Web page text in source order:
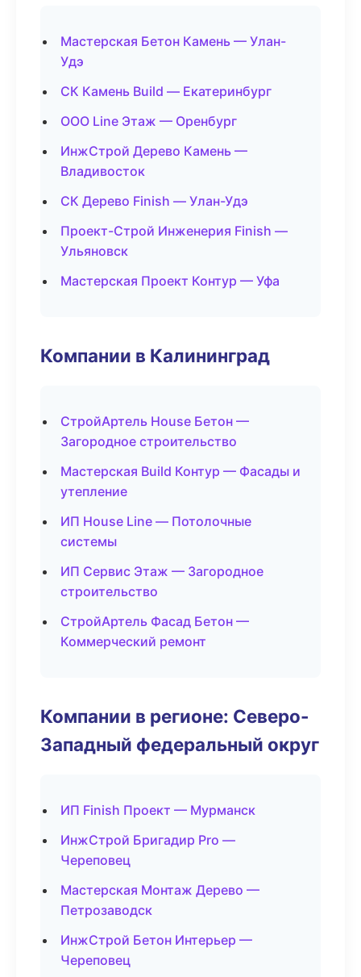
Мастерская Бетон Камень — Улан-
Удэ
СК Камень Build — Екатеринбург
ООО Line Этаж — Оренбург
ИнжСтрой Дерево Камень —
Владивосток
СК Дерево Finish — Улан-Удэ
Проект-Строй Инженерия Finish —
Ульяновск
Мастерская Проект Контур — Уфа
Компании в Калининград
СтройАртель House Бетон —
Загородное строительство
Мастерская Build Контур — Фасады и
утепление
ИП House Line — Потолочные
системы
ИП Сервис Этаж — Загородное
строительство
СтройАртель Фасад Бетон —
Коммерческий ремонт
Компании в регионе: Северо-
Западный федеральный округ
ИП Finish Проект — Мурманск
ИнжСтрой Бригадир Pro —
Череповец
Мастерская Монтаж Дерево —
Петрозаводск
ИнжСтрой Бетон Интерьер —
Череповец